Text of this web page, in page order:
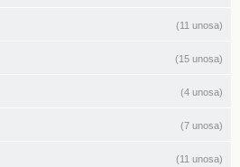
(11 unosa)
(15 unosa)
(4 unosa)
(7 unosa)
(11 unosa)